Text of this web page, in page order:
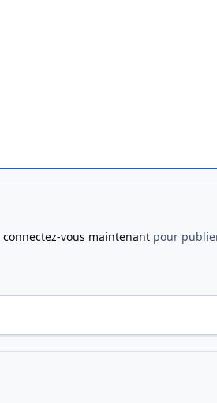
connectez-vous maintenantpour